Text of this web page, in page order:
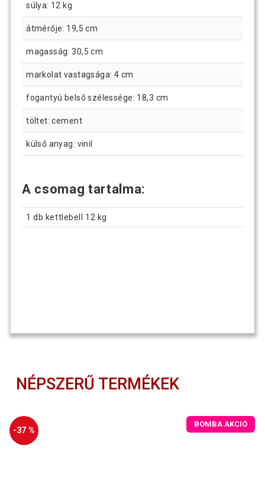
súlya: 12 kg
átmérője: 19,5 cm
magasság: 30,5 cm
markolat vastagsága: 4 cm
fogantyú belső szélessége: 18,3 cm
töltet: cement
külső anyag: vinil
A csomag tartalma:
1 db kettlebell 12 kg
NÉPSZERŰ TERMÉKEK
-37 %
BOMBA AKCIÓ